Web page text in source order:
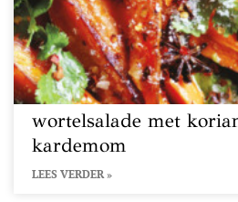
wortelsalade met
kardemom
LEES VERDER »